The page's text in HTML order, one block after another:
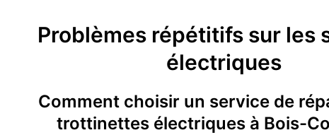
Problèmes répétitifs sur les
électriques
Comment choisir un service de
trottinettes électriques à Bois-